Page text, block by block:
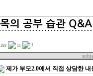
203
11 1
제가 부모2.0에서 직접 상담한 내